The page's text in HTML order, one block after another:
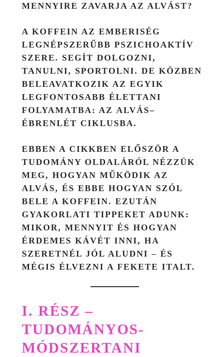
MENNYIRE ZAVARJA AZ ALVÁST?
A KOFFEIN AZ EMBERISÉG
LEGNÉPSZERŰBB PSZICHOAKTÍV
SZERE. SEGÍT DOLGOZNI,
TANULNI, SPORTOLNI. DE KÖZBEN
BELEAVATKOZIK AZ EGYIK
LEGFONTOSABB ÉLETTANI
FOLYAMATBA: AZ ALVÁS–
ÉBRENLÉT CIKLUSBA.
EBBEN A CIKKBEN ELŐSZÖR A
TUDOMÁNY OLDALÁRÓL NÉZZÜK
MEG, HOGYAN MŰKÖDIK AZ
ALVÁS, ÉS EBBE HOGYAN SZÓL
BELE A KOFFEIN. EZUTÁN
GYAKORLATI TIPPEKET ADUNK:
MIKOR, MENNYIT ÉS HOGYAN
ÉRDEMES KÁVÉT INNI, HA
SZERETNÉL JÓL ALUDNI – ÉS
MÉGIS ÉLVEZNI A FEKETE ITALT.
I. RÉSZ –
TUDOMÁNYOS-
MÓDSZERTANI